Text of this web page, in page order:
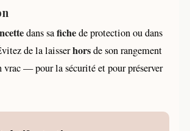
dans safichede protection ou dans
de la laisserhorsde son rangement
vrac — pour la sécurité et pour préserver